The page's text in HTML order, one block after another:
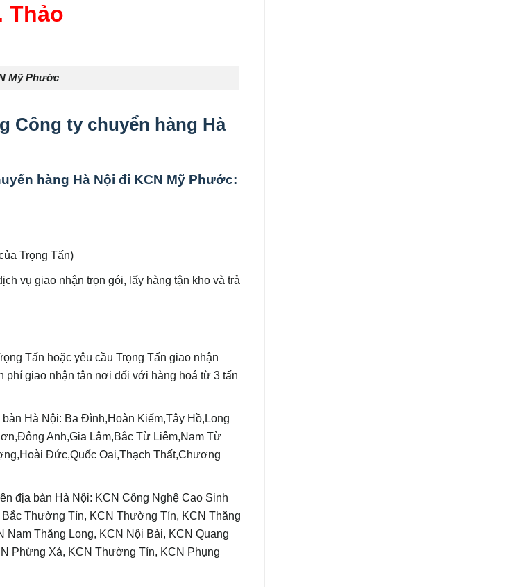
Thảo
Mỹ Phước
Công ty chuyển hàng Hà
hàng Hà Nội đi KCN Mỹ Phước:
Trọng Tấn)
vụ giao nhận trọn gói, lấy hàng tận kho và trả
Tấn hoặc yêu cầu Trọng Tấn giao nhận
phí giao nhận tân nơi đối với hàng hoá từ 3 tấn
Hà Nội: Ba Đình,Hoàn Kiếm,Tây Hồ,Long
Anh,Gia Lâm,Bắc Từ Liêm,Nam Từ
Đức,Quốc Oai,Thạch Thất,Chương
địa bàn Hà Nội: KCN Công Nghệ Cao Sinh
Thường Tín, KCN Thường Tín, KCN Thăng
Thăng Long, KCN Nội Bài, KCN Quang
Phừng Xá, KCN Thường Tín, KCN Phụng